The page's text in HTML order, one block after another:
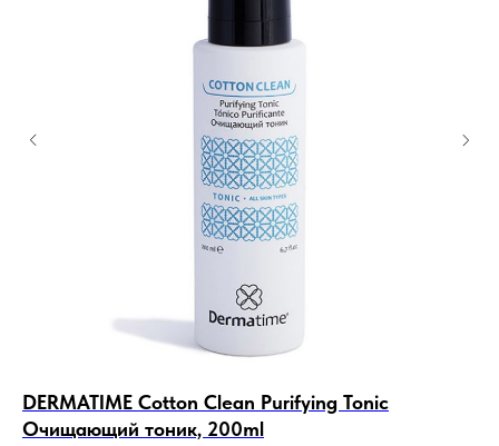
DERMATIME Cotton Clean Purifying Tonic
Очищающий тоник, 200ml